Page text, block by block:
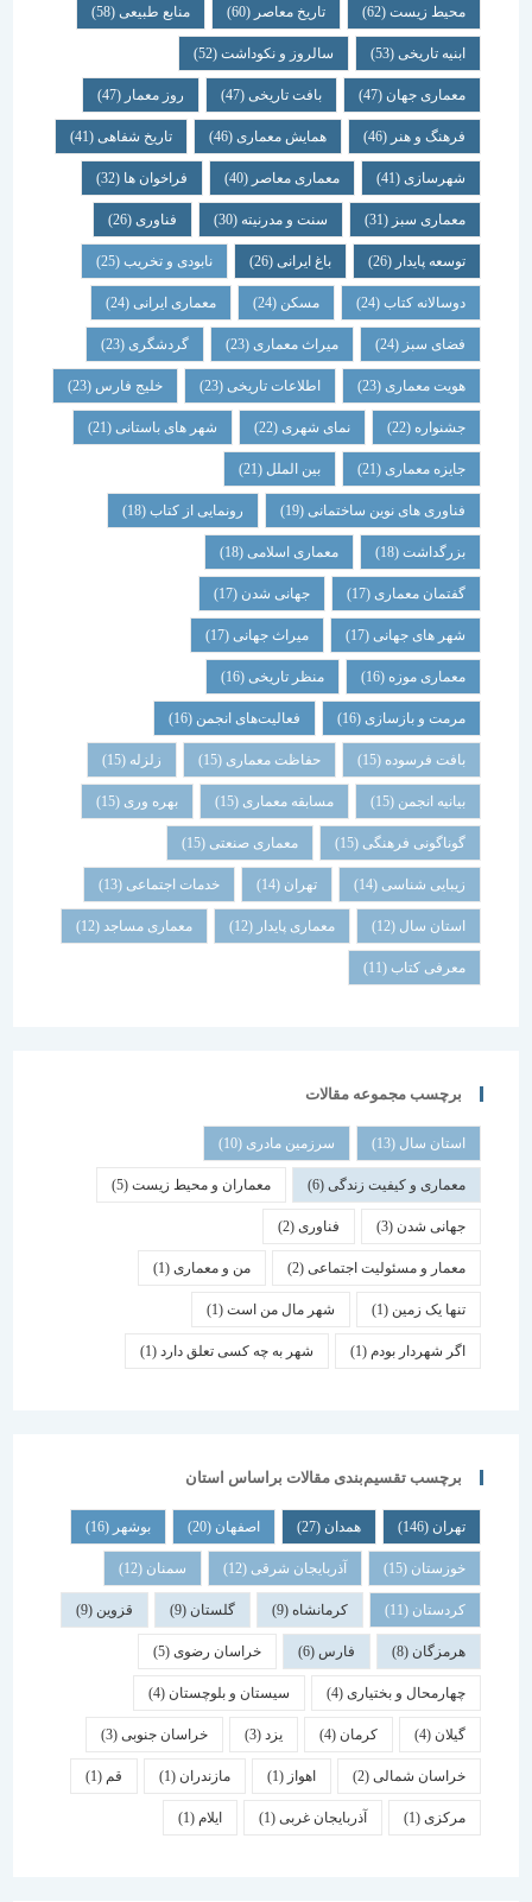
محیط زیست(62) تاریخ معاصر(60) منابع طبیعی(58)
ابنیه تاریخی(53) سالروز و نکوداشت(52)
معماری جهان (47) بافت تاریخی(47) روز معمار(47)
فرهنگ و هنر(46) همایش معماری (46) تاریخ شفاهی (41)
شهرسازی(41) معماری معاصر(40) فراخوان ها (32)
معماری سبز(31) سنت و مدرنیته(30) فناوری (26)
توسعه پایدار(26) باغ ایرانی(26) نابودی و تخریب(25)
دوسالانه کتاب(24) مسکن (24) معماری ایرانی(24)
فضای سبز(24) میراث معماری (23) گردشگری (23)
هویت معماری (23) اطلاعات تاریخی(23) خلیج فارس(23)
جشنواره(22) نمای شهری(22) شهر های باستانی (21)
جایزه معماری (21) بین الملل(21)
فناوری های نوین ساختمانی(19) رونمایی از کتاب (18)
بزرگداشت (18) معماری اسلامی(18)
گفتمان معماری (17) جهانی شدن(17)
شهر های جهانی(17) میراث جهانی(17)
معماری موزه(16) منظر تاریخی (16)
مرمت و بازسازی(16) فعالیت‌های انجمن(16)
بافت فرسوده (15) حفاظت معماری (15) زلزله
بیانیه انجمن(15) مسابقه معماری (15) بهره وری(15)
گوناگونی فرهنگی (15) معماری صنعتی(15)
زیبایی شناسی (14) تهران خدمات اجتماعی (13)
استان سال(12) معماری پایدار (12) معماری مساجد(12)
معرفی کتاب(11)
برچسب مجموعه مقالات
استان سال(13) سرزمین مادری(10)
معماری و کیفیت زندگی(6) معماران و محیط زیست(5)
جهانی شدن(3) فناوری (2)
معمار و مسئولیت اجتماعی (2) من و معماری (1)
تنها یک زمین(1) شهر مال من است(1)
اگر شهردار بودم (1) شهر به چه کسی تعلق دارد(1)
برچسب تقسیم‌بندی مقالات براساس استان
همدان اصفهان (20) بوشهر
خوزستان(15) آذربایجان شرقی(12) سمنان (12)
کردستان(11) کرمانشاه(9) گلستان (9) قزوین
هرمزگان(8) فارس خراسان رضوی(5)
چهارمحال و بختیاری (4) سیستان و بلوچستان(4)
کرمان یزد خراسان جنوبی(3)
خراسان شمالی(2) اهواز مازندران(1) قم
(1) آذربایجان غربی(1) ایلام